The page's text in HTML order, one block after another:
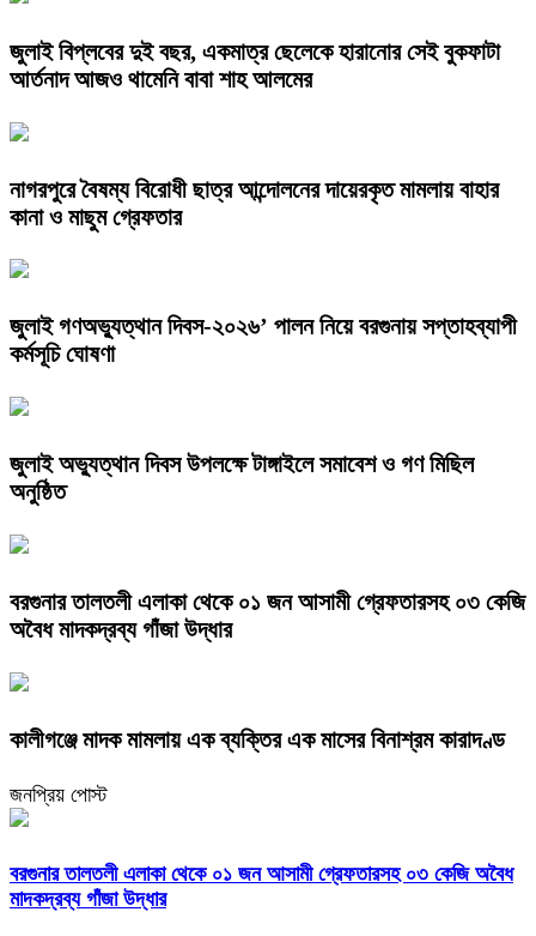
জুলাই বিপ্লবের দুই বছর, একমাত্র ছেলেকে হারানোর সেই বুকফাটা
আর্তনাদ আজও থামেনি বাবা শাহ আলমের
নাগরপুরে বৈষম্য বিরোধী ছাত্র আন্দোলনের দায়েরকৃত মামলায় বাহার
কানা ও মাছুম গ্রেফতার
জুলাই গণঅভ্যুত্থান দিবস-২০২৬’ পালন নিয়ে বরগুনায় সপ্তাহব্যাপী
কর্মসূচি ঘোষণা
জুলাই অভ্যুত্থান দিবস উপলক্ষে টাঙ্গাইলে সমাবেশ ও গণ মিছিল
অনুষ্ঠিত
বরগুনার তালতলী এলাকা থেকে ০১ জন আসামী গ্রেফতারসহ ০৩ কেজি
অবৈধ মাদকদ্রব্য গাঁজা উদ্ধার
কালীগঞ্জে মাদক মামলায় এক ব্যক্তির এক মাসের বিনাশ্রম কারাদণ্ড
জনপ্রিয় পোস্ট
বরগুনার তালতলী এলাকা থেকে ০১ জন আসামী গ্রেফতারসহ ০৩ কেজি অবৈধ
মাদকদ্রব্য গাঁজা উদ্ধার